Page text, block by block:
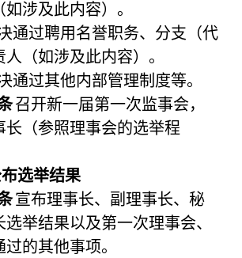
涉及此内容）。
通过聘用名誉职务、分支（代
（如涉及此内容）。
通过其他内部管理制度等。
召开新一届第一次监事会，
长（参照理事会的选举程
选举结果
宣布理事长、副理事长、秘
举结果以及第一次理事会、
的其他事项。